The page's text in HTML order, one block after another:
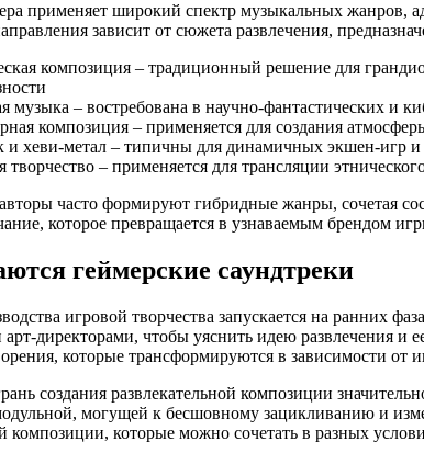
применяет широкий спектр музыкальных жанров,
зависит от сюжета развлечения,
композиция – традиционный решение для
музыка – востребована в научно-фантастических и
композиция – применяется для создания
и хеви-метал – типичны для динамичных экшен-игр
творчество – применяется для трансляции
часто формируют гибридные жанры, сочетая
которое превращается в узнаваемым брендом
геймерские саундтреки
игровой творчества запускается на ранних
директорами, чтобы уяснить идею развлечения и
которые трансформируются в зависимости от
создания развлекательной композиции
могущей к бесшовному зацикливанию и
композиции, которые можно сочетать в разных